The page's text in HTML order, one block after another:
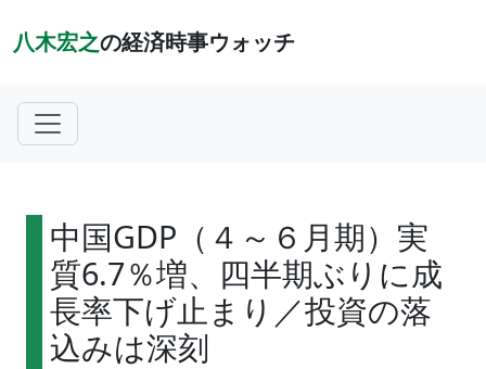
八木宏之の経済時事ウォッチ
中国GDP（４～６月期）実
質6.7％増、四半期ぶりに成
長率下げ止まり／投資の落
込みは深刻